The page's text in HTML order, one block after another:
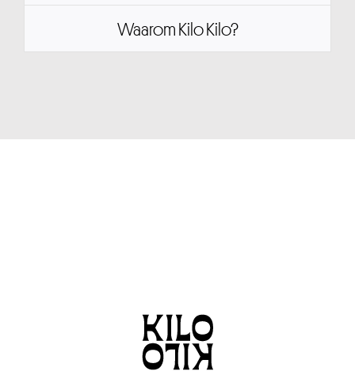
Waarom Kilo Kilo?